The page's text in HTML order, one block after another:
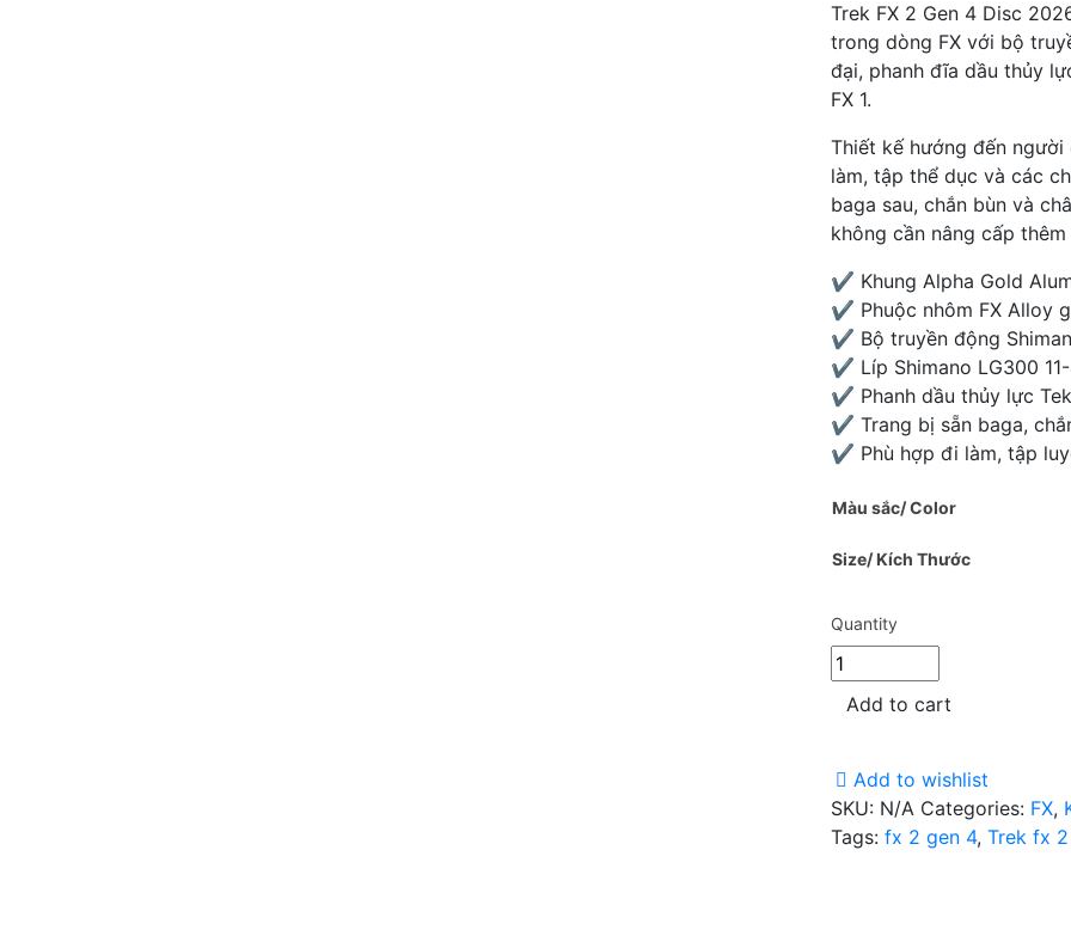
Trek FX 2 Gen 4 Disc
trong dòng FX với bộ
đại, phanh đĩa dầu thủy
FX 1.
Thiết kế hướng đến
làm, tập thể dục và các
baga sau, chắn bùn và
không cần nâng cấp thêm
✔ Khung Alpha Gold
✔ Phuộc nhôm FX Alloy
✔ Bộ truyền động
✔ Líp Shimano LG300
✔ Phanh dầu thủy lực
✔ Trang bị sẵn baga,
✔ Phù hợp đi làm, tập
Màu sắc/ Color
Size/ Kích Thước
Quantity
Add to cart
Add to wishlist
SKU: N/A Categories: FX,
Tags:fx 2 gen 4,Trek fx 2